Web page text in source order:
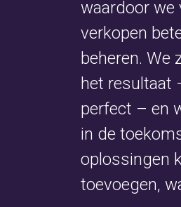
waardoor we
verkopen
beheren. We
het resultaat
perfect – en
in de
oplossingen
toevoegen,